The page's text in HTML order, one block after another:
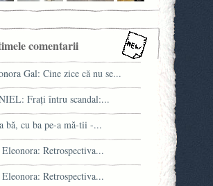
comentarii
Gal: Cine zice că nu se...
Fraţi întru scandal:...
bă, cu ba pe-a mă-tii -...
Retrospectiva...
Retrospectiva...